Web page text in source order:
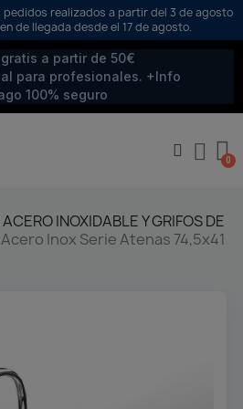
pedidos realizados a partir del 3 de agosto
de llegada desde el 17 de agosto.
gratis a partir de 50€
para profesionales. +Info
100% seguro
INOXIDABLE Y GRIFOS DE
Inox Serie Atenas 74,5x41